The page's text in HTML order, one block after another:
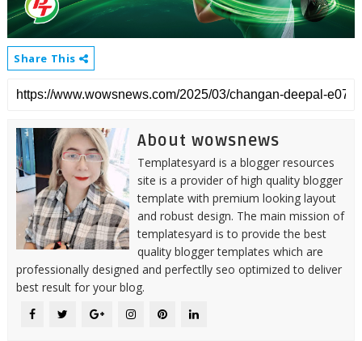
Share This
About wowsnews
Templatesyard is a blogger resources
site is a provider of high quality blogger
template with premium looking layout
and robust design. The main mission of
templatesyard is to provide the best
quality blogger templates which are
professionally designed and perfectlly seo optimized to deliver
best result for your blog.